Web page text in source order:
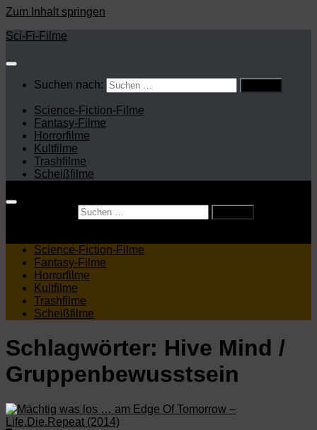
Zum Inhalt springen
Sci-Fi-Filme
Suchen nach:
Science-Fiction-Filme
Fantasy-Filme
Horrorfilme
Kultfilme
Trashfilme
Scheißfilme
Science-Fiction-Filme
Fantasy-Filme
Horrorfilme
Kultfilme
Trashfilme
Scheißfilme
Schlagwörter: Hive Mind /
Gruppenbewusstsein